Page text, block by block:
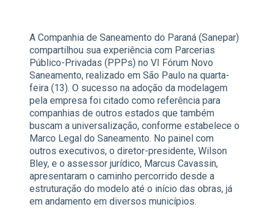
A Companhia de Saneamento do Paraná (Sanepar)
compartilhou sua experiência com Parcerias
Público-Privadas (PPPs) no VI Fórum Novo
Saneamento, realizado em São Paulo na quarta-
feira (13). O sucesso na adoção da modelagem
pela empresa foi citado como referência para
companhias de outros estados que também
buscam a universalização, conforme estabelece o
Marco Legal do Saneamento. No painel com
outros executivos, o diretor-presidente, Wilson
Bley, e o assessor jurídico, Marcus Cavassin,
apresentaram o caminho percorrido desde a
estruturação do modelo até o início das obras, já
em andamento em diversos municípios.